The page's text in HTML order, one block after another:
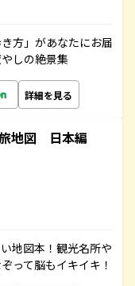
方」があなたにお届
しの絶景集
詳細を見る
地図 日本編
地図本！観光名所や
って脳もイキイキ！